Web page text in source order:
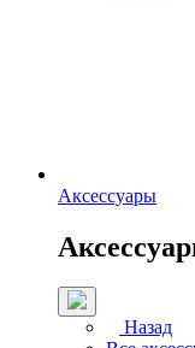
Аксессуары
Назад